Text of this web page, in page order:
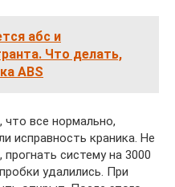
абс и
Что делать,
ABS
что все нормально,
исправность краника. Не
систему на 3000
удалились. При